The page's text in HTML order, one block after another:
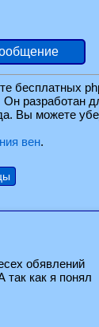
разработан
Вы можете
вен.
обявлений
так как я понял